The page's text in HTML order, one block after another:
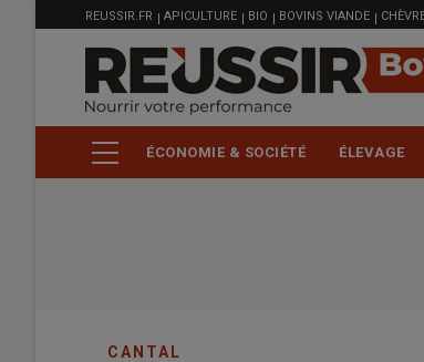
MENU
FILIÈRE
REUSSIR.FR APICULTURE BIO BOVINS VIANDE
ÉCONOMIE & SOCIÉTÉ ÉLEVAGE
CANTAL